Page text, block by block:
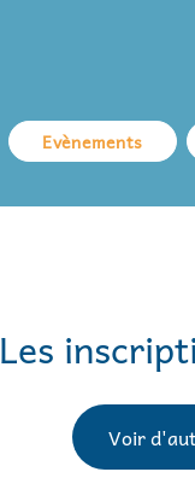
Evènements
Les
Voir